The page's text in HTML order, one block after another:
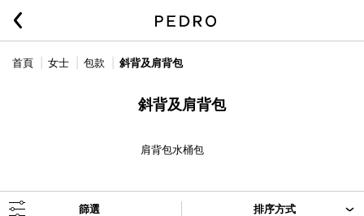
首頁 女士 包款 斜背及肩背包
斜背及肩背包
肩背包水桶包
篩選 排序方式